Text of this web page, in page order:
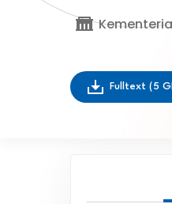
Fulltext (5